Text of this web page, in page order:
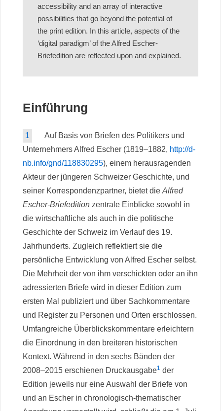
accessibility and an array of interactive
possibilities that go beyond the potential of
the print edition. In this article, aspects of the
‘digital paradigm’ of the Alfred Escher-
Briefedition are reflected upon and explained.
Einführung
1
Auf Basis von Briefen des Politikers und
Unternehmers Alfred Escher (1819–1882, http://d-
nb.info/gnd/118830295), einem herausragenden
Akteur der jüngeren Schweizer Geschichte, und
seiner Korrespondenzpartner, bietet die Alfred
Escher-Briefedition zentrale Einblicke sowohl in
die wirtschaftliche als auch in die politische
Geschichte der Schweiz im Verlauf des 19.
Jahrhunderts. Zugleich reflektiert sie die
persönliche Entwicklung von Alfred Escher selbst.
Die Mehrheit der von ihm verschickten oder an ihn
adressierten Briefe wird in dieser Edition zum
ersten Mal publiziert und über Sachkommentare
und Register zu Personen und Orten erschlossen.
Umfangreiche Überblickskommentare erleichtern
die Einordnung in den breiteren historischen
Kontext. Während in den sechs Bänden der
2008–2015 erschienen Druckausgabe1 der
Edition jeweils nur eine Auswahl der Briefe von
und an Escher in chronologisch-thematischer